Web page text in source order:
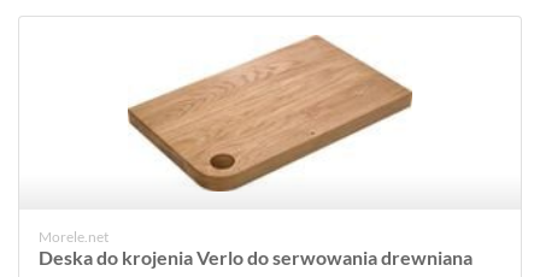
Morele.net
Deska do krojenia Verlo do serwowania drewniana